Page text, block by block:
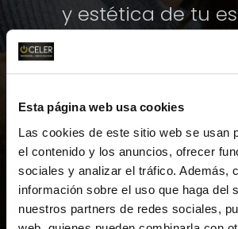
Esta página web usa cookies
Las cookies de este sitio web se usan
el contenido y los anuncios, ofrecer
sociales y analizar el tráfico. Además,
información sobre el uso que haga del
nuestros partners de redes sociales,
y estética de tu
Cuéntanos tu
iluminación
ayudamos sin